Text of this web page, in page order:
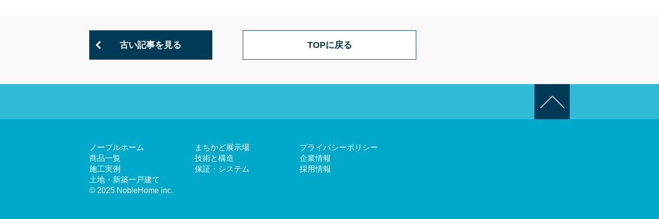
古い記事を見る TOPに戻る
ノーブルホーム
商品一覧
施工実例
土地・新築一戸建て
まちかど展示場
技術と構造
保証・システム
プライバシーポリシー
企業情報
採用情報
© 2025 NobleHome inc.